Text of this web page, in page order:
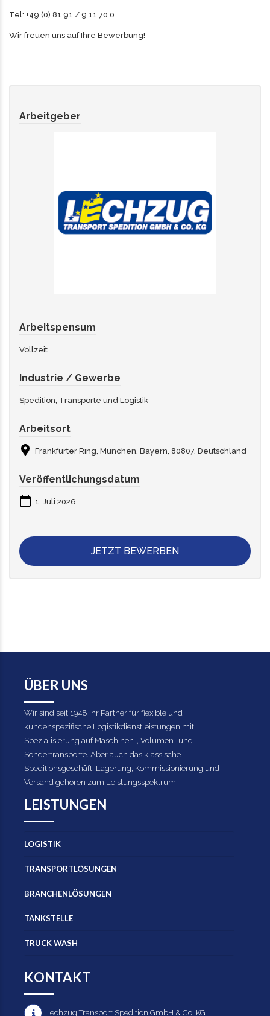
Tel: +49 (0) 81 91 / 9 11 70 0
Wir freuen uns auf Ihre Bewerbung!
Arbeitgeber
Arbeitspensum
Vollzeit
Industrie / Gewerbe
Spedition, Transporte und Logistik
Arbeitsort
Frankfurter Ring, München, Bayern, 80807, Deutschland
Veröffentlichungsdatum
1. Juli 2026
JETZT BEWERBEN
ÜBER UNS
Wir sind seit 1948 ihr Partner für flexible und
kundenspezifische Logistikdienstleistungen mit
Spezialisierung auf Maschinen-, Volumen- und
Sondertransporte. Aber auch das klassische
Speditionsgeschäft, Lagerung, Kommissionierung und
Versand gehören zum Leistungsspektrum.
LEISTUNGEN
LOGISTIK
TRANSPORTLÖSUNGEN
BRANCHENLÖSUNGEN
TANKSTELLE
TRUCK WASH
KONTAKT
Lechzug Transport Spedition GmbH & Co. KG